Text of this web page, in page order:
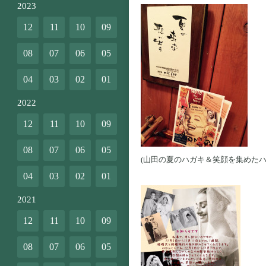
(山田の夏のハガキ＆笑顔を集めた
2023
12 11 10 09
08 07 06 05
04 03 02 01
2022
12 11 10 09
08 07 06 05
04 03 02 01
2021
12 11 10 09
08 07 06 05